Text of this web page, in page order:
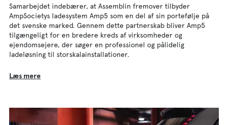
Samarbejdet indebærer, at Assemblin fremover tilbyder
AmpSocietys ladesystem Amp5 som en del af sin portefølje på
det svenske marked. Gennem dette partnerskab bliver Amp5
tilgængeligt for en bredere kreds af virksomheder og
ejendomsejere, der søger en professionel og pålidelig
ladeløsning til storskalainstallationer.
Læs mere